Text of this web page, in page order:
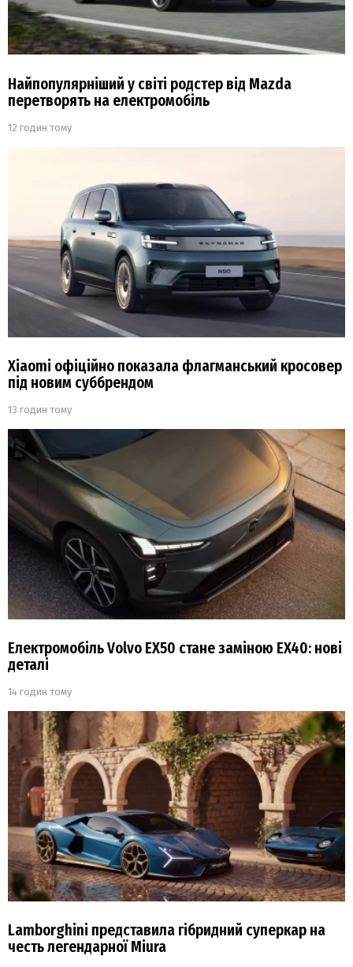
Найпопулярніший у світі родстер від Mazda
перетворять на електромобіль
12 годин тому
Xiaomi офіційно показала флагманський кросовер
під новим суббрендом
13 годин тому
Електромобіль Volvo EX50 стане заміною EX40: нові
деталі
14 годин тому
Lamborghini представила гібридний суперкар на
честь легендарної Miura